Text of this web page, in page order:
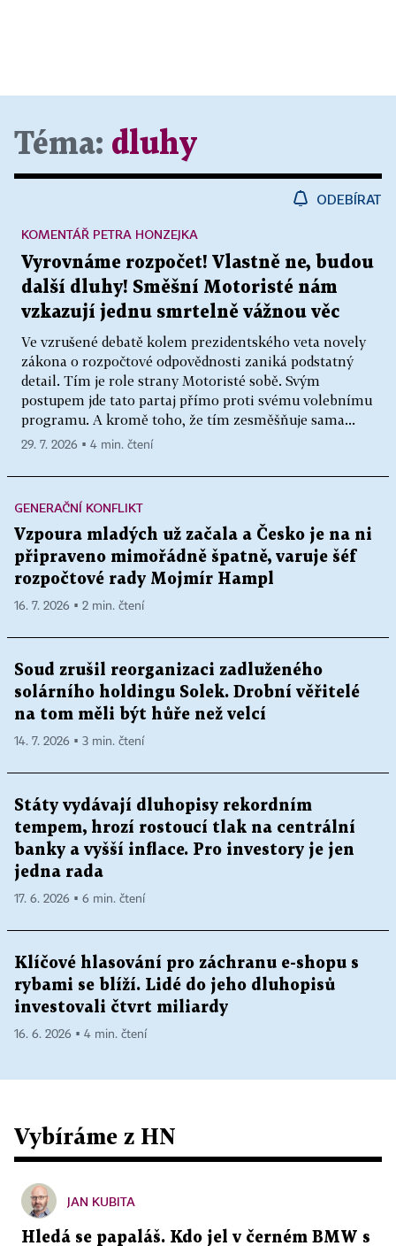
Téma: dluhy
ODEBÍRAT
Vyrovnáme rozpočet! Vlastně ne, budou
další dluhy! Směšní Motoristé nám
vzkazují jednu smrtelně vážnou věc
Ve vzrušené debatě kolem prezidentského veta novely
zákona o rozpočtové odpovědnosti zaniká podstatný
detail. Tím je role strany Motoristé sobě. Svým
postupem jde tato partaj přímo proti svému volebnímu
programu. A kromě toho, že tím zesměšňuje sama...
KOMENTÁŘ PETRA HONZEJKA
29. 7. 2026 ▪ 4 min. čtení
GENERAČNÍ KONFLIKT
Vzpoura mladých už začala a Česko je na ni
připraveno mimořádně špatně, varuje šéf
rozpočtové rady Mojmír Hampl
16. 7. 2026 ▪ 2 min. čtení
Soud zrušil reorganizaci zadluženého
solárního holdingu Solek. Drobní věřitelé
na tom měli být hůře než velcí
14. 7. 2026 ▪ 3 min. čtení
Státy vydávají dluhopisy rekordním
tempem, hrozí rostoucí tlak na centrální
banky a vyšší inflace. Pro investory je jen
jedna rada
17. 6. 2026 ▪ 6 min. čtení
Klíčové hlasování pro záchranu e-shopu s
rybami se blíží. Lidé do jeho dluhopisů
investovali čtvrt miliardy
16. 6. 2026 ▪ 4 min. čtení
Vybíráme z HN
JAN KUBITA
Hledá se papaláš. Kdo jel v černém BMW s